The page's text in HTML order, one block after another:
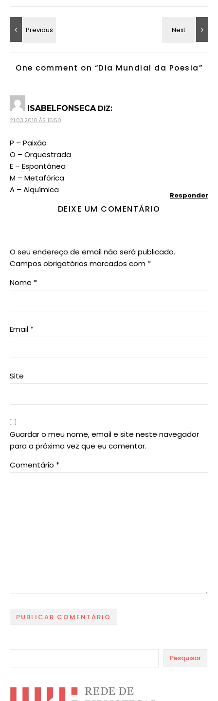
One comment on “Dia Mundial da Poesia”
ISABELFONSECA DIZ:
21.03.2010 ÀS 16:50
P – Paixão
O – Orquestrada
E – Espontânea
M – Metafórica
A – Alquímica
Responder
DEIXE UM COMENTÁRIO
O seu endereço de email não será publicado.
Campos obrigatórios marcados com *
Nome *
Email *
Site
Guardar o meu nome, email e site neste navegador
para a próxima vez que eu comentar.
Comentário *
Pesquisar